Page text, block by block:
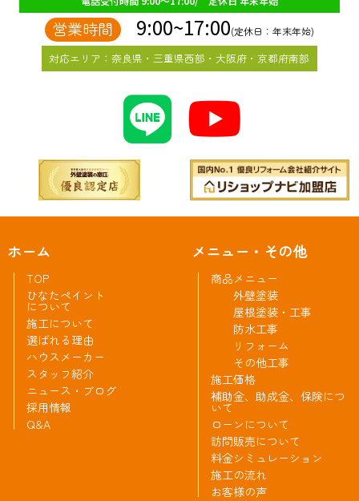
営業時間 9:00~17:00(定休日：年末年始)
対応エリア：奈良県・三重県西部・大阪府・京都府南部
ホーム
TOP
ひなたペイント
について
施工について
選ばれる理由
ハウスメーカー
スタッフ紹介
ニュース・ブログ
採用情報
Q&A
メニュー・その他
商品メニュー
外壁塗装
屋根塗装・工事
防水工事
リフォーム
その他工事
施工価格
補助金、助成金、保険につ
いて
ローンについて
訪問販売について
料金シミュレーション
施工の流れ
お客様の声